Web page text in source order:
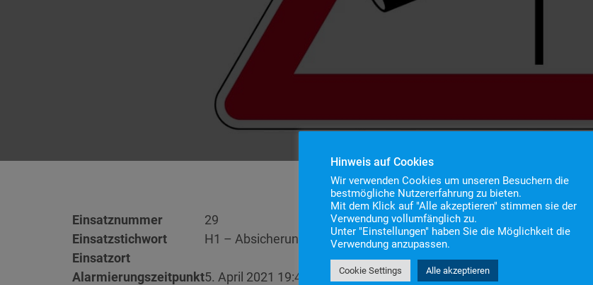
Einsatznummer
29
Einsatzstichwort
H1 – Absicherung klein
Einsatzort
Alarmierungszeitpunkt5. April 2021 19:41
Hinweis auf Cookies
Wir verwenden Cookies um unseren Besuchern die
bestmögliche Nutzererfahrung zu bieten.
Mit dem Klick auf "Alle akzeptieren" stimmen sie der
Verwendung vollumfänglich zu.
Unter "Einstellungen" haben Sie die Möglichkeit die
Verwendung anzupassen.
Cookie Settings Alle akzeptieren